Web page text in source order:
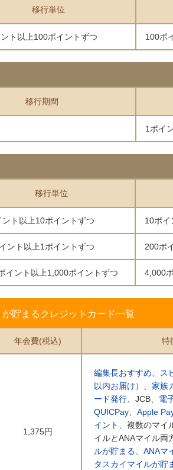
移行単位
ト以上100ポイントずつ 100ポ
移行期間
1ポイ
移行単位
ント以上10ポイントずつ 10ポイ
ント以上1ポイントずつ 200ポ
イント以上1,000ポイントずつ 4,000
貯まるクレジットカード一覧
年会費(税込) 特
1,375円
編集長おすすめ、 ス
以内お届け） 、 家族
ード発行、JCB、 電
QUICPay、 Apple
イント 、複数のマイ
イルとANAマイル両
ルが貯まる、 ANAマ
タスカイマイルが貯